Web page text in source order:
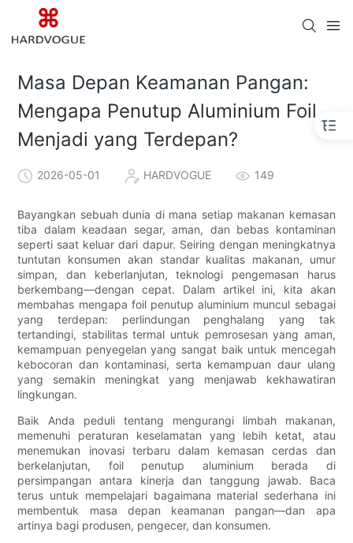
Masa Depan Keamanan Pangan:
Mengapa Penutup Aluminium Foil
Menjadi yang Terdepan?
2026-05-01 HARDVOGUE 149
Bayangkan sebuah dunia di mana setiap makanan kemasan
tiba dalam keadaan segar, aman, dan bebas kontaminan
seperti saat keluar dari dapur. Seiring dengan meningkatnya
tuntutan konsumen akan standar kualitas makanan, umur
simpan, dan keberlanjutan, teknologi pengemasan harus
berkembang—dengan cepat. Dalam artikel ini, kita akan
membahas mengapa foil penutup aluminium muncul sebagai
yang terdepan: perlindungan penghalang yang tak
tertandingi, stabilitas termal untuk pemrosesan yang aman,
kemampuan penyegelan yang sangat baik untuk mencegah
kebocoran dan kontaminasi, serta kemampuan daur ulang
yang semakin meningkat yang menjawab kekhawatiran
lingkungan.
Baik Anda peduli tentang mengurangi limbah makanan,
memenuhi peraturan keselamatan yang lebih ketat, atau
menemukan inovasi terbaru dalam kemasan cerdas dan
berkelanjutan, foil penutup aluminium berada di
persimpangan antara kinerja dan tanggung jawab. Baca
terus untuk mempelajari bagaimana material sederhana ini
membentuk masa depan keamanan pangan—dan apa
artinya bagi produsen, pengecer, dan konsumen.